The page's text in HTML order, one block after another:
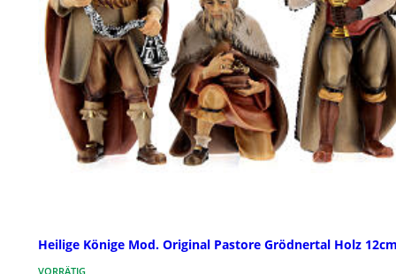
Heilige Könige Mod. Original Pastore Grödnertal Holz
VORRÄTIG